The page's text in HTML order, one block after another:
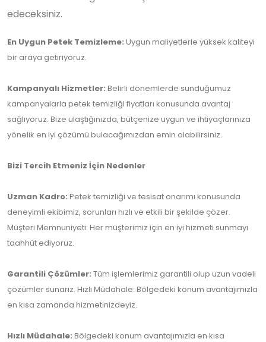
edeceksiniz.
En Uygun Petek Temizleme: Uygun maliyetlerle yüksek kaliteyi
bir araya getiriyoruz.
Kampanyalı Hizmetler: Belirli dönemlerde sunduğumuz
kampanyalarla petek temizliği fiyatları konusunda avantaj
sağlıyoruz. Bize ulaştığınızda, bütçenize uygun ve ihtiyaçlarınıza
yönelik en iyi çözümü bulacağımızdan emin olabilirsiniz.
Bizi Tercih Etmeniz İçin Nedenler
Uzman Kadro: Petek temizliği ve tesisat onarımı konusunda
deneyimli ekibimiz, sorunları hızlı ve etkili bir şekilde çözer.
Müşteri Memnuniyeti: Her müşterimiz için en iyi hizmeti sunmayı
taahhüt ediyoruz.
Garantili Çözümler: Tüm işlemlerimiz garantili olup uzun vadeli
çözümler sunarız. Hızlı Müdahale: Bölgedeki konum avantajımızla
en kısa zamanda hizmetinizdeyiz.
Hızlı Müdahale: Bölgedeki konum avantajımızla en kısa